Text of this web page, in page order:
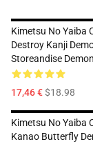
Kimetsu No Yaiba
Destroy Kanji
Storeandise
17,46 €$18.98
Kimetsu No Yaiba
Kanao Butterfly